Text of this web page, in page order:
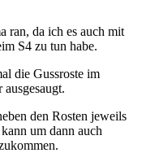
ran, da ich es auch mit
S4 zu tun habe.
die Gussroste im
den Rosten jeweils
um dann auch